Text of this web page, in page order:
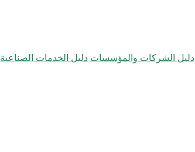
دليل الخدمات الصناعية دليل الشركات والمؤسسات